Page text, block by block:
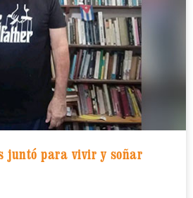
juntó para vivir y soñar